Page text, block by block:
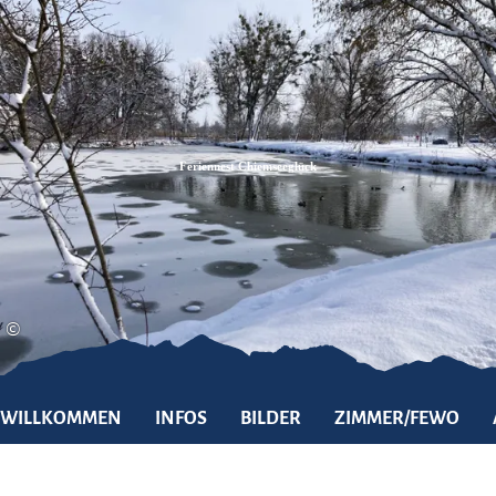
Zum
Inhalt
Zur
Suche
Zum
Footer
©
Feriennest Chiemseeglück
WILLKOMMEN INFOS BILDER ZIMMER/FEWO